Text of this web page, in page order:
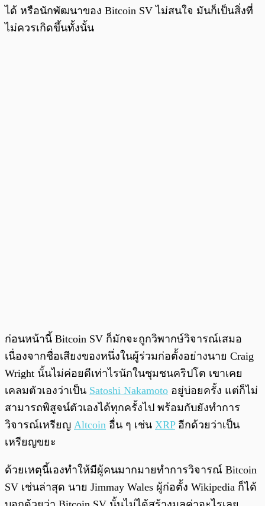
ได้ หรือนักพัฒนาของ Bitcoin SV ไม่สนใจ มันก็เป็นสิ่งที่
ไม่ควรเกิดขึ้นทั้งนั้น
ก่อนหน้านี้ Bitcoin SV ก็มักจะถูกวิพากษ์วิจารณ์เสมอ
เนื่องจากชื่อเสียงของหนึ่งในผู้ร่วมก่อตั้งอย่างนาย Craig
Wright นั้นไม่ค่อยดีเท่าไรนักในชุมชนคริปโต เขาเคย
เคลมตัวเองว่าเป็น Satoshi Nakamoto อยู่บ่อยครั้ง แต่ก็ไม่
สามารถพิสูจน์ตัวเองได้ทุกครั้งไป พร้อมกับยังทำการ
วิจารณ์เหรียญ Altcoin อื่น ๆ เช่น XRPอีกด้วยว่าเป็น
เหรียญขยะ
ด้วยเหตุนี้เองทำให้มีผู้คนมากมายทำการวิจารณ์ Bitcoin
SV เช่นล่าสุด นาย Jimmay Wales ผู้ก่อตั้ง Wikipedia ก็ได้